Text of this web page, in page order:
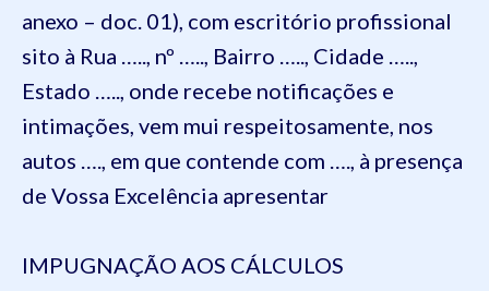
anexo – doc. 01), com escritório profissional
sito à Rua ….., nº ….., Bairro ….., Cidade …..,
Estado ….., onde recebe notificações e
intimações, vem mui respeitosamente, nos
autos …., em que contende com …., à presença
de Vossa Excelência apresentar
IMPUGNAÇÃO AOS CÁLCULOS